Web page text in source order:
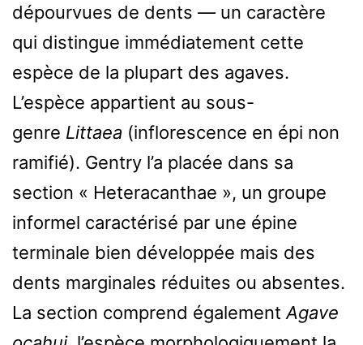
dépourvues de dents — un caractère
qui distingue immédiatement cette
espèce de la plupart des agaves.
L’espèce appartient au sous-
genre Littaea (inflorescence en épi non
ramifié). Gentry l’a placée dans sa
section « Heteracanthae », un groupe
informel caractérisé par une épine
terminale bien développée mais des
dents marginales réduites ou absentes.
La section comprend également Agave